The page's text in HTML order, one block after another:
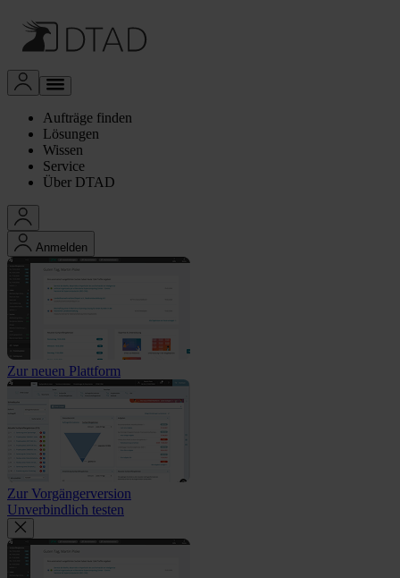
Aufträge finden
Lösungen
Wissen
Service
Über DTAD
Anmelden
Zur neuen Plattform
Zur Vorgängerversion
Unverbindlich testen